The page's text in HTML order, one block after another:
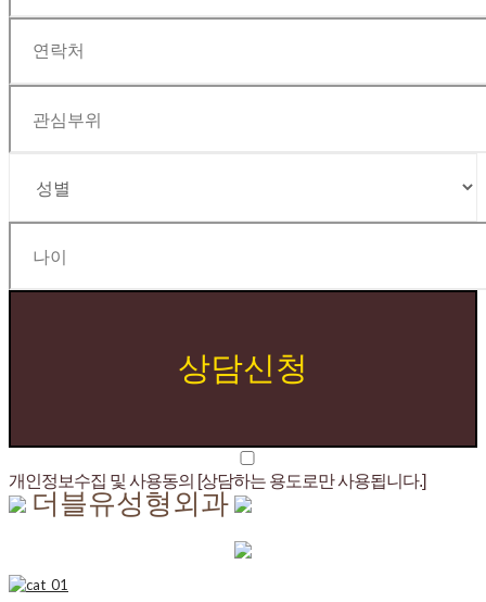
개인정보수집 및 사용동의 [상담하는 용도로만 사용됩니다.]
더블유성형외과